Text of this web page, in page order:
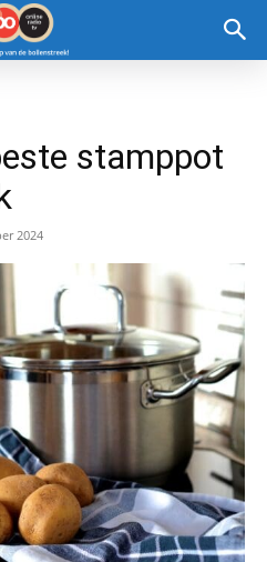
stamppot
2024